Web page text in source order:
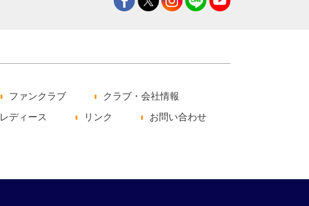
ファンクラブ クラブ・会社情報
レディース リンク お問い合わせ